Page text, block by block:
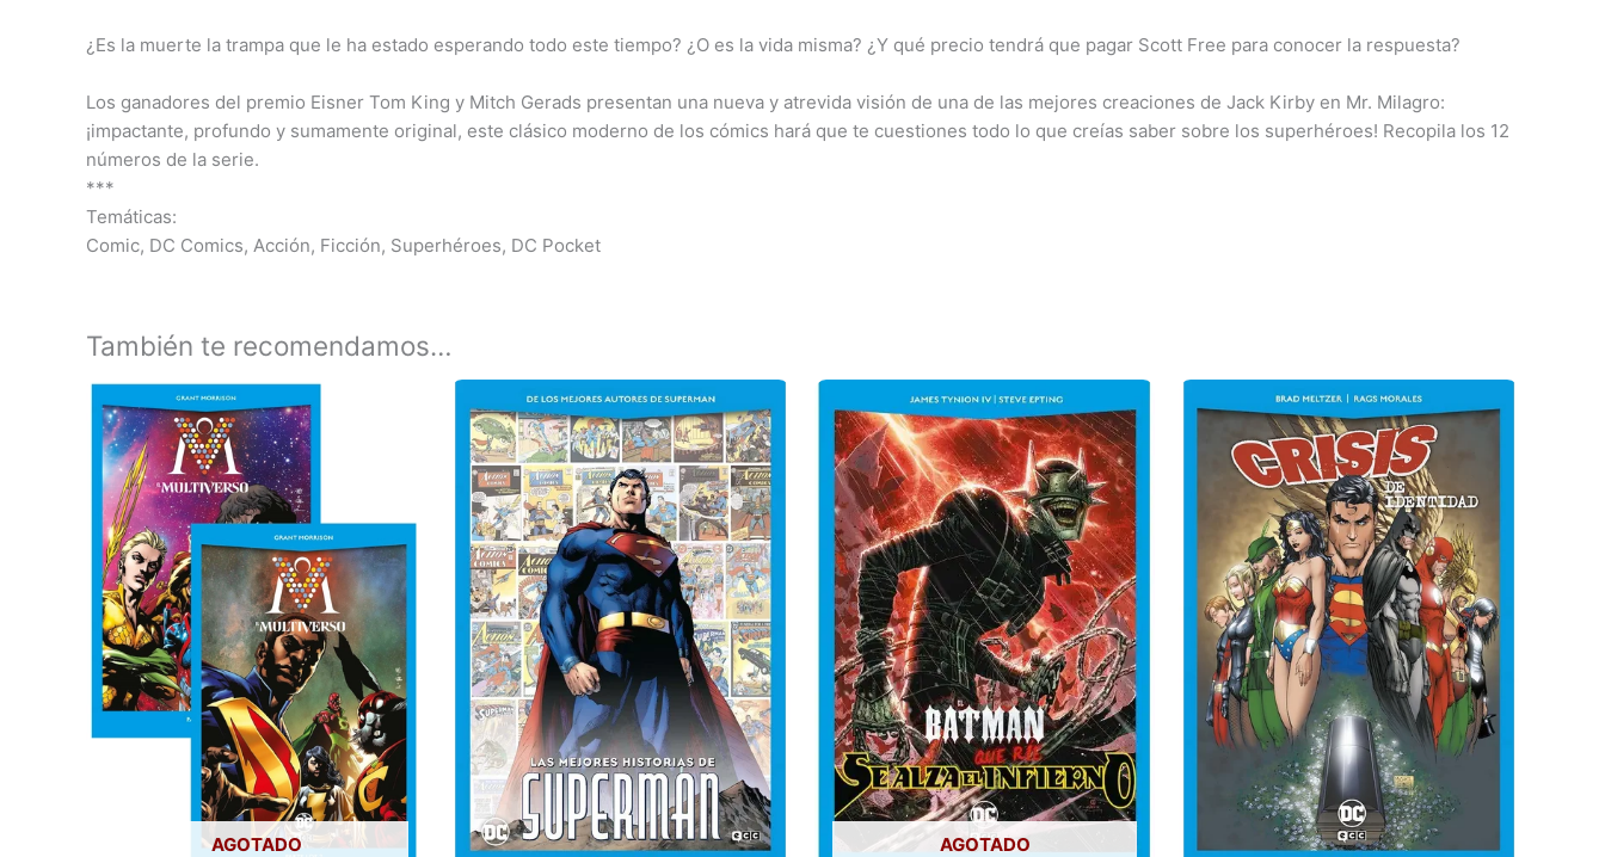
¿Es la muerte la trampa que le ha estado esperando todo este tiempo? ¿O es la vida misma? ¿Y qué precio tendrá que pagar Scott Free para conocer la respuesta?
Los ganadores del premio Eisner Tom King y Mitch Gerads presentan una nueva y atrevida visión de una de las mejores creaciones de Jack Kirby en Mr. Milagro:
¡impactante, profundo y sumamente original, este clásico moderno de los cómics hará que te cuestiones todo lo que creías saber sobre los superhéroes! Recopila los 12
números de la serie.
***
Temáticas:
Comic, DC Comics, Acción, Ficción, Superhéroes, DC Pocket
También te recomendamos…
AGOTADO AGOTADO